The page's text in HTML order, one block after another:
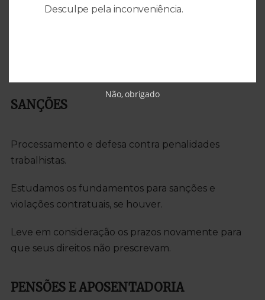
SANÇÕES
Processamento e defesa contra penalidades
trabalhistas.
Estudamos os fundamentos para sanções e
violações contratuais, se houver.
Leve em consideração os prazos novamente para
que seus direitos não prescrevam.
PENSÕES E APOSENTADORIA
Desculpe pela inconveniência.
Não, obrigado